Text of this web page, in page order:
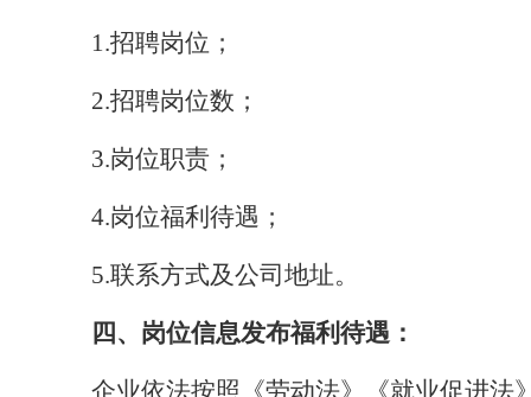
1.招聘岗位；
2.招聘岗位数；
3.岗位职责；
4.岗位福利待遇；
5.联系方式及公司地址。
四、岗位信息发布福利待遇：
企业依法按照《劳动法》《就业促进法